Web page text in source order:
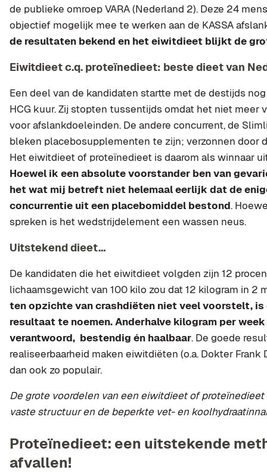
de publieke omroep VARA (Nederland 2). Deze 24
objectief mogelijk mee te werken aan de KASSA
de resultaten bekend en het eiwitdieet blijkt de
Eiwitdieet c.q. proteïnedieet: beste dieet van
Een deel van de kandidaten startte met de destijds
HCG kuur. Zij stopten tussentijds omdat het niet meer
voor afslankdoeleinden. De andere concurrent, de
bleken placebosupplementen te zijn; verzonnen door
Het eiwitdieet of proteïnedieet is daarom als winnaar
Hoewel ik een absolute voorstander ben van
het wat mij betreft niet helemaal eerlijk dat de
concurrentie uit een placebomiddel bestond.
spreken is het wedstrijdelement een wassen neus.
Uitstekend dieet…
De kandidaten die het eiwitdieet volgden zijn 12
lichaamsgewicht van 100 kilo zou dat 12 kilogram in 2
ten opzichte van crashdiëten niet veel voorstelt,
resultaat te noemen. Anderhalve kilogram per
verantwoord, bestendig én haalbaar. De goede
realiseerbaarheid maken eiwitdiëten (o.a. Dokter Frank
dan ook zo populair.
De grote voordelen van een eiwitdieet of proteïnedieet
vaste structuur en de beperkte vet- en
Proteïnedieet: een uitstekende
afvallen!